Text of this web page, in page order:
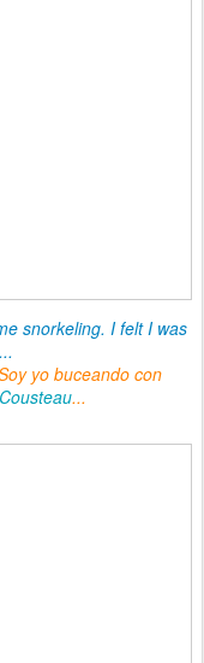
snorkeling. I felt I was
...
yo buceando con
...